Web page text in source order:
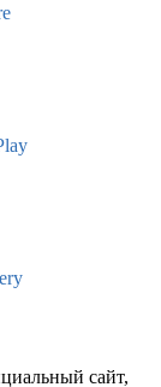
сайт,